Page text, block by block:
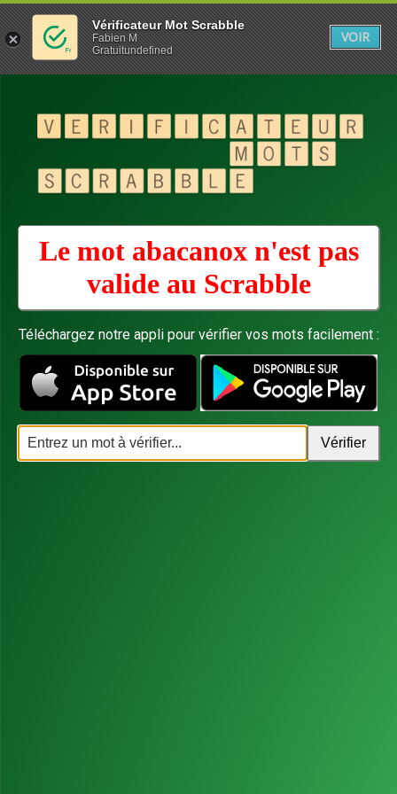
Le mot abacanox n'est pas
valide au Scrabble
Téléchargez notre appli pour vérifier vos mots facilement :
Vérificateur Mot Scrabble
Fabien M
Gratuitundefined
VOIR